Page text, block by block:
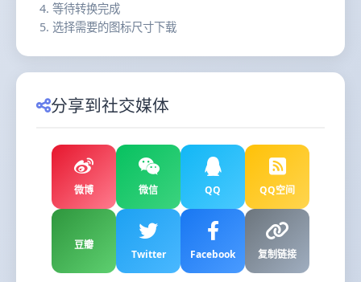
等待转换完成
选择需要的图标尺寸下载
分享到社交媒体
微博 微信 QQ QQ空间
豆瓣
Twitter Facebook 复制链接